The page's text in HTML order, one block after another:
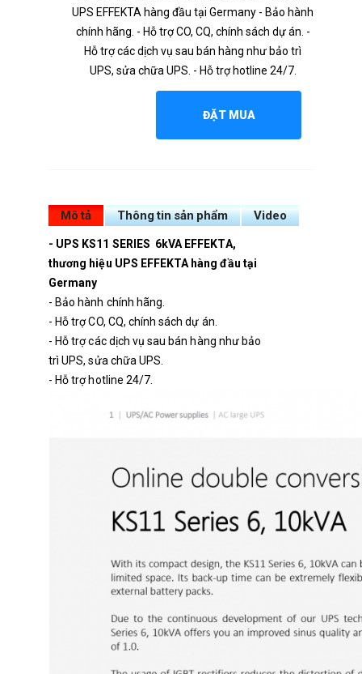
UPS EFFEKTA hàng đầu tại Germany - Bảo hành
chính hãng. - Hỗ trợ CO, CQ, chính sách dự án. -
Hỗ trợ các dịch vụ sau bán hàng như bảo trì
UPS, sửa chữa UPS. - Hỗ trợ hotline 24/7.
ĐẶT MUA
Mô tả Thông tin sản phẩm Video
- UPS KS11 SERIES 6kVA EFFEKTA,
thương hiệu UPS EFFEKTA hàng đầu tại
Germany
- Bảo hành chính hãng.
- Hỗ trợ CO, CQ, chính sách dự án.
- Hỗ trợ các dịch vụ sau bán hàng như bảo
trì UPS, sửa chữa UPS.
- Hỗ trợ hotline 24/7.